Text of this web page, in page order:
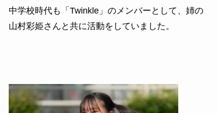
中学校時代も「Twinkle」のメンバーとして、姉の
山村彩姫さんと共に活動をしていました。